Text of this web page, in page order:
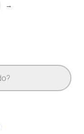
→